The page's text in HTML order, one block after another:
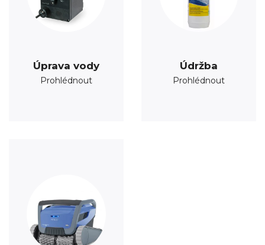
Úprava vody
Prohlédnout
Údržba
Prohlédnout